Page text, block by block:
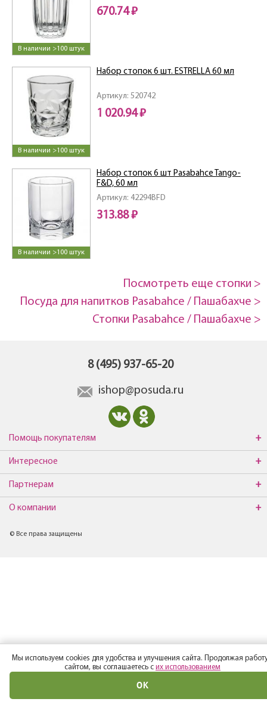
В наличии >100 штук
670.74 ₽
В наличии >100 штук
Артикул: 520742
Набор стопок 6 шт. ESTRELLA 60 мл
1 020.94 ₽
В наличии >100 штук
Артикул: 42294BFD
Набор стопок 6 шт Pasabahce Tango-
F&D, 60 мл
313.88 ₽
Посмотреть еще стопки >
Посуда для напитков Pasabahce / Пашабахче >
Стопки Pasabahce / Пашабахче >
8 (495) 937-65-20
ishop@posuda.ru
Помощь покупателям
Интересное
Партнерам
О компании
© Все права защищены
Мы используем cookies для удобства и улучшения сайта. Продолжая
сайтом, вы соглашаетесь с их использованием
ОК